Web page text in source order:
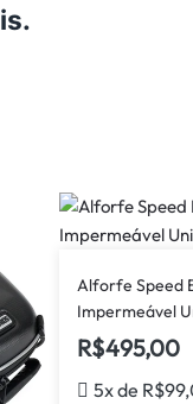
Alforfe Speed
Impermeável
R$495,00
5x de R$